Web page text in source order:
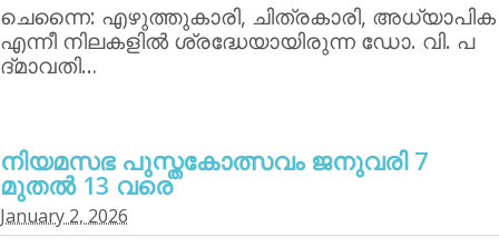
ചെന്നൈ: എഴുത്തുകാരി, ചിത്രകാരി, അധ്യാപിക
എന്നീ നിലകളില്‍ ശ്രദ്ധേയായിരുന്ന ഡോ. വി. പ
ദ്മാവതി…
നിയമസഭ പുസ്തകോത്സവം ജനുവരി 7
മുതല്‍ 13 വരെ
January 2, 2026